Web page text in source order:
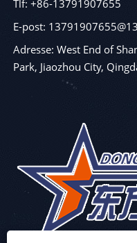
Tlf: +86-13791907655
E-post:
Adresse: West End of
Park, Jiaozhou City,